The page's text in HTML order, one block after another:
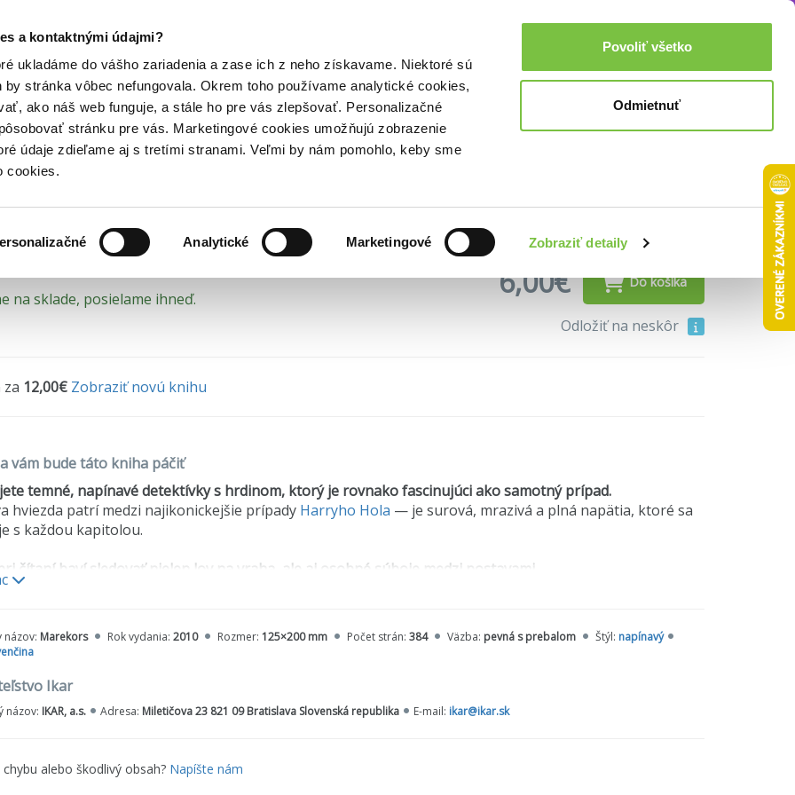
a kontaktnými údajmi?
ukladáme do vášho zariadenia a zase ich z neho získavame. Niektoré sú
by stránka vôbec nefungovala. Okrem toho používame analytické cookies,
ako náš web funguje, a stále ho pre vás zlepšovať. Personalizačné
stránku pre vás. Marketingové cookies umožňujú zobrazenie
údaje zdieľame aj s tretími stranami. Veľmi by nám pomohlo, keby sme
cookies.
Analytické Marketingové Zobraziť detaily
Povoliť všetko
Odmietnuť
Doplnky Prihlásenie 0,00€
Detektívky a krimi knihy Akcie a zľavy
hviezda - prečítaná (bazár kníh)
stav = prečítaná kniha môže mať zažltnuté strany alebo iné nedokonalosti
na sklade, posielame ihneď. 6,00€ Do košíka
Odložiť na neskôr
12,00€ Zobraziť novú knihu
vám bude táto kniha páčiť
temné, napínavé detektívky s hrdinom, ktorý je rovnako fascinujúci ako samotný prípad.
hviezda patrí medzi najikonickejšie prípady Harryho Hola — je surová, mrazivá a plná napätia, ktoré sa
s každou kapitolou.
čítaní baví sledovať nielen lov na vraha, ale aj osobné súboje medzi postavami.
je v tomto príbehu na pokraji vyhorenia, závislosti aj straty všetkého, čo mu ostalo. Jeho vnútorný boj
radi atmosféru severského krimi, ktorá je temná, dusná a návyková.
živé ako postavy, a tempo je také rýchle, že sa kniha číta „na jeden dych“.
knihu prečítať pred Netflix adaptáciou (alebo po nej) - premiéra 26. marca
s drobnými stopami, atmosférou a napätím, ktoré obrazovka často zjednoduší.
názov: Marekors Rok vydania: 2010 Rozmer: 125×200 mm Počet strán: 384 Väzba: pevná s prebalom Štýl: napínavý
Ikar
názov: IKAR, a.s. Adresa: Miletičova 23 821 09 Bratislava Slovenská republika E-mail: ikar@ikar.sk
alebo škodlivý obsah? Napíšte nám